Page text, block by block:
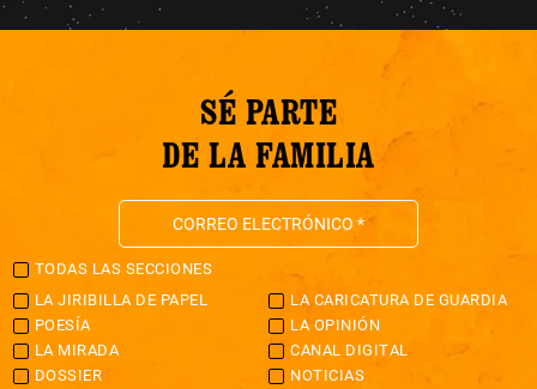
SÉ PARTE
DE LA FAMILIA
TODAS LAS SECCIONES
LA JIRIBILLA DE PAPEL
LA CARICATURA DE GUARDIA
POESÍA
LA OPINIÓN
LA MIRADA
CANAL DIGITAL
DOSSIER
NOTICIAS